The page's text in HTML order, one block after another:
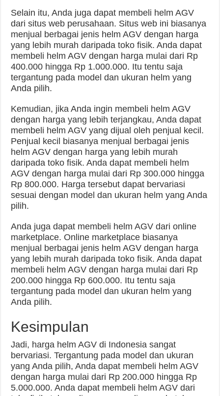
Selain itu, Anda juga dapat membeli helm AGV
dari situs web perusahaan. Situs web ini biasanya
menjual berbagai jenis helm AGV dengan harga
yang lebih murah daripada toko fisik. Anda dapat
membeli helm AGV dengan harga mulai dari Rp
400.000 hingga Rp 1.000.000. Itu tentu saja
tergantung pada model dan ukuran helm yang
Anda pilih.
Kemudian, jika Anda ingin membeli helm AGV
dengan harga yang lebih terjangkau, Anda dapat
membeli helm AGV yang dijual oleh penjual kecil.
Penjual kecil biasanya menjual berbagai jenis
helm AGV dengan harga yang lebih murah
daripada toko fisik. Anda dapat membeli helm
AGV dengan harga mulai dari Rp 300.000 hingga
Rp 800.000. Harga tersebut dapat bervariasi
sesuai dengan model dan ukuran helm yang Anda
pilih.
Anda juga dapat membeli helm AGV dari online
marketplace. Online marketplace biasanya
menjual berbagai jenis helm AGV dengan harga
yang lebih murah daripada toko fisik. Anda dapat
membeli helm AGV dengan harga mulai dari Rp
200.000 hingga Rp 600.000. Itu tentu saja
tergantung pada model dan ukuran helm yang
Anda pilih.
Kesimpulan
Jadi, harga helm AGV di Indonesia sangat
bervariasi. Tergantung pada model dan ukuran
yang Anda pilih, Anda dapat membeli helm AGV
dengan harga mulai dari Rp 200.000 hingga Rp
5.000.000. Anda dapat membeli helm AGV dari